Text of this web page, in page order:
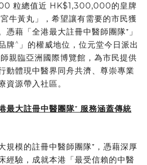
粒總值近 HK$1,300,000的皇牌
牛黃丸」，希望讓有需要的市民獲
憑藉「全港最大註冊中醫師團隊⁺」
牌^ 」的權威地位，位元堂今日派出
親臨亞洲國際博覽館，為市民提供
動體現中醫界同舟共濟、尊崇專業
資源帶入社區。
最大註冊中醫團隊⁺ 服務涵蓋傳統
規模的註冊中醫師團隊⁺，憑藉深厚
經驗，成就本港「最受信賴的中醫